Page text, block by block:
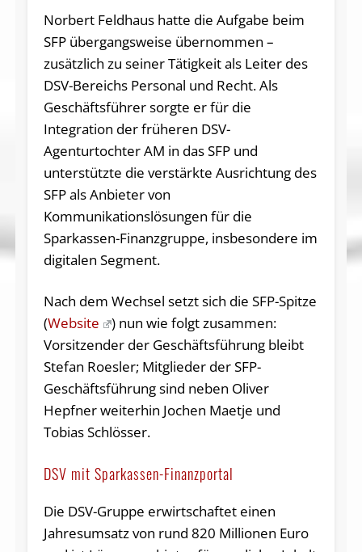
Norbert Feldhaus hatte die Aufgabe beim
SFP übergangsweise übernommen –
zusätzlich zu seiner Tätigkeit als Leiter des
DSV-Bereichs Personal und Recht. Als
Geschäftsführer sorgte er für die
Integration der früheren DSV-
Agenturtochter AM in das SFP und
unterstützte die ver­stärkte Ausrichtung des
SFP als Anbieter von
Kommunikationslösungen für die
Sparkassen-Finanzgruppe, insbesondere im
digitalen Segment.
Nach dem Wechsel setzt sich die SFP-Spitze
(Website
) nun wie folgt zusammen:
Vorsitzender der Ge­schäftsführung bleibt
Stefan Roesler; Mitglieder der SFP-
Geschäftsführung sind neben Oli­ver
Hepfner weiterhin Jochen Maetje und
Tobias Schlösser.
DSV mit Sparkassen-Finanzportal
Die DSV-Gruppe erwirtschaftet einen
Jahresumsatz von rund 820 Millionen Euro